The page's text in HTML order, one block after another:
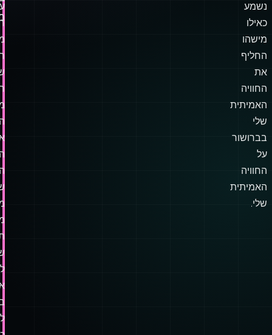
נשמע
כאילו
מישהו
החליף
את
החוויה
האמיתית
שלי
בברושור
על
החוויה
האמיתית
שלי.